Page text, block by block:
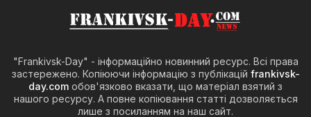
"Frankivsk-Day" - інформаційно новинний ресурс. Всі права
застережено. Копіюючи інформацію з публікацій frankivsk-
day.com обов'язково вказати, що матеріал взятий з
нашого ресурсу. А повне копіювання статті дозволяється
лише з посиланням на наш сайт.